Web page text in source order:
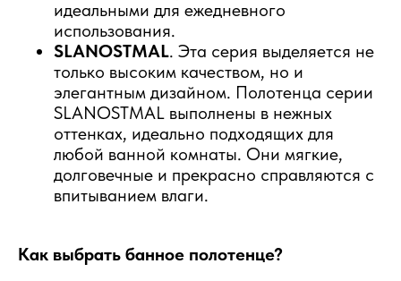
идеальными для ежедневного
использования.
SLANOSTMAL. Эта серия выделяется не
только высоким качеством, но и
элегантным дизайном. Полотенца серии
SLANOSTMAL выполнены в нежных
оттенках, идеально подходящих для
любой ванной комнаты. Они мягкие,
долговечные и прекрасно справляются с
впитыванием влаги.
Как выбрать банное полотенце?